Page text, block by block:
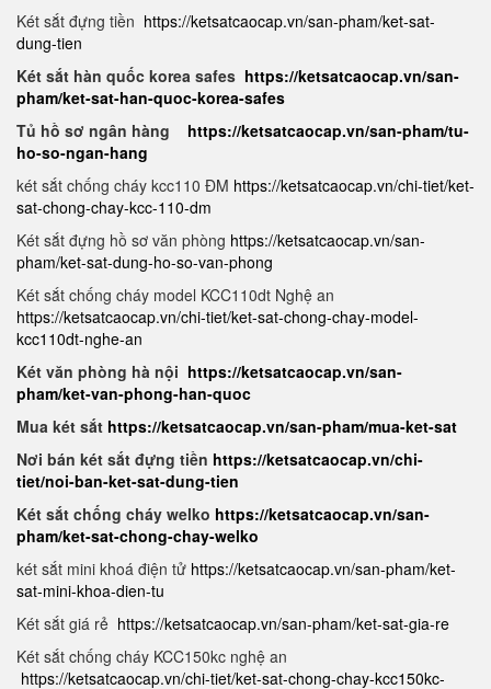
Két sắt đựng tiền https://ketsatcaocap.vn/san-pham/ket-sat-
dung-tien
Két sắt hàn quốc korea safes https://ketsatcaocap.vn/san-
pham/ket-sat-han-quoc-korea-safes
Tủ hồ sơ ngân hàng https://ketsatcaocap.vn/san-pham/tu-
ho-so-ngan-hang
két sắt chống cháy kcc110 ĐM https://ketsatcaocap.vn/chi-tiet/ket-
sat-chong-chay-kcc-110-dm
Két sắt đựng hồ sơ văn phòng https://ketsatcaocap.vn/san-
pham/ket-sat-dung-ho-so-van-phong
Két sắt chống cháy model KCC110dt Nghệ an
https://ketsatcaocap.vn/chi-tiet/ket-sat-chong-chay-model-
kcc110dt-nghe-an
Két văn phòng hà nội https://ketsatcaocap.vn/san-
pham/ket-van-phong-han-quoc
Mua két sắt https://ketsatcaocap.vn/san-pham/mua-ket-sat
Nơi bán két sắt đựng tiền https://ketsatcaocap.vn/chi-
tiet/noi-ban-ket-sat-dung-tien
Két sắt chống cháy welko https://ketsatcaocap.vn/san-
pham/ket-sat-chong-chay-welko
két sắt mini khoá điện tử https://ketsatcaocap.vn/san-pham/ket-
sat-mini-khoa-dien-tu
Két sắt giá rẻ https://ketsatcaocap.vn/san-pham/ket-sat-gia-re
Két sắt chống cháy KCC150kc nghệ an
https://ketsatcaocap.vn/chi-tiet/ket-sat-chong-chay-kcc150kc-